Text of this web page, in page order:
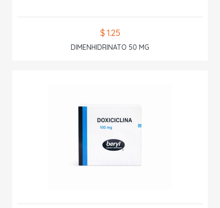
$ 1.25
DIMENHIDRINATO 50 MG